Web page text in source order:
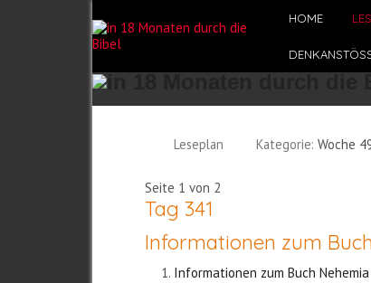
HOME
Leseplan Kategorie:Woche
Seite 1 von 2
Tag 341
Informationen zum Buch
Informationen zum Buch